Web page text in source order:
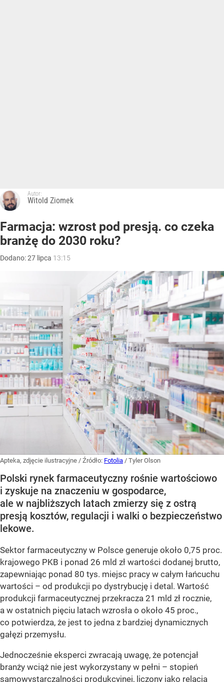
Autor:
Witold Ziomek
Farmacja: wzrost pod presją. co czeka
branżę do 2030 roku?
Dodano:27 lipca 13:15
Apteka, zdjęcie ilustracyjne / Źródło: Fotolia / Tyler Olson
Polski rynek farmaceutyczny rośnie wartościowo
i zyskuje na znaczeniu w gospodarce,
ale w najbliższych latach zmierzy się z ostrą
presją kosztów, regulacji i walki o bezpieczeństwo
lekowe.
Sektor farmaceutyczny w Polsce generuje około 0,75 proc.
krajowego PKB i ponad 26 mld zł wartości dodanej brutto,
zapewniając ponad 80 tys. miejsc pracy w całym łańcuchu
wartości – od produkcji po dystrybucję i detal. Wartość
produkcji farmaceutycznej przekracza 21 mld zł rocznie,
a w ostatnich pięciu latach wzrosła o około 45 proc.,
co potwierdza, że jest to jedna z bardziej dynamicznych
gałęzi przemysłu.
Jednocześnie eksperci zwracają uwagę, że potencjał
branży wciąż nie jest wykorzystany w pełni – stopień
samowystarczalności produkcyjnej, liczony jako relacja